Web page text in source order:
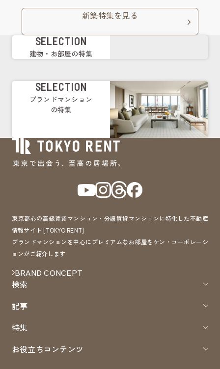
新築特集を見る
SELECTION
建物・お部屋の特集
SELECTION
ブランドマンション
の特集
東京都心の高級賃貸マンション・分譲賃貸マンションに特化した不動産
情報サイト [TOKYO RENT]
ブランドマンションを中心にプレミアムなお部屋をケン・コーポレーシ
ョンがご紹介します
BRAND CONCEPT
検索
記事
特集
お役立ちコンテンツ